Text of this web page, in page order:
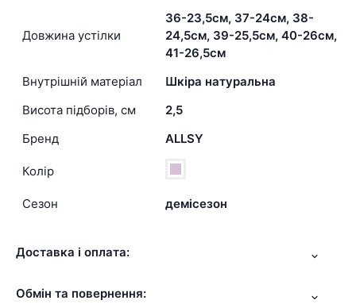
Довжина устілки
36-23,5см, 37-24см, 38-
24,5см, 39-25,5см, 40-26см,
41-26,5см
Внутрішній матеріал
Шкіра натуральна
Висота підборів, см
2,5
Бренд
ALLSY
Колір
Сезон демісезон
Доставка і оплата:
Обмін та повернення: